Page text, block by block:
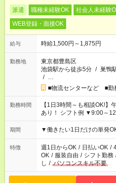
派遣 職種未経験OK 社会人未経験
WEB登録・面接OK
給与 時給1,500円～1,875円
勤務地
東京都豊島区
池袋駅から徒歩5分 / 巣鴨
/ …
■物流センターなど ■勤
勤務時間
【1日3時間～も相談OK!】
あり！ シフト例 ▼9:00～12:00 ▼9:00～17:00 ▼10:00～19:00
▼18:00～21:00
期間 ▼働きたい1日だけの単発
特徴 週1日からOK / 日払いOK /
OK / 服装自由 / シフト勤務
し / パソコンスキル不要